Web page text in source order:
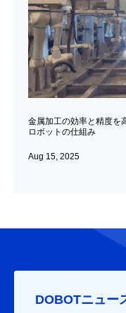
金属加工の効率と精度
ロボットの仕組み
Aug 15, 2025
DOBOTニュー